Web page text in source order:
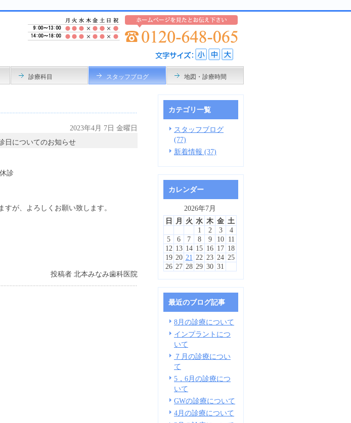
診療科目 スタッフブログ 地図・診療時間
2023年4月 7日 金曜日
日についてのお知らせ
診
すが、よろしくお願い致します。
投稿者 北本みなみ歯科医院
カテゴリ一覧
スタッフブログ
(77)
新着情報 (37)
カレンダー
2026年7月
日
月 火 水 木 金 土
1
2 3
4
5
6 7 8 9 10 11
12 13 14 15 16 17 18
19 20 21 22 23 24 25
26 27 28 29 30 31
最近のブログ記事
8月の診療について
インプラントにつ
いて
７月の診療につい
て
5，6月の診療につ
いて
GWの診療について
4月の診療について